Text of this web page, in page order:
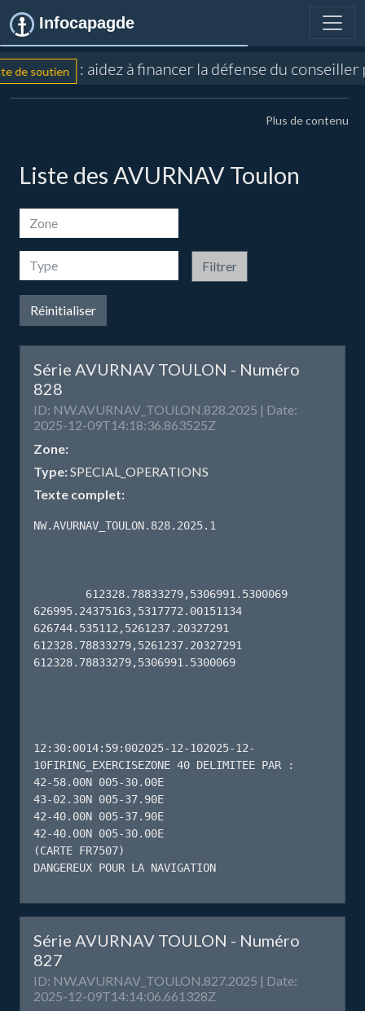
Infocapagde
: aidez à financer la défense du conseiller
Plus de contenu
Liste des AVURNAV Toulon
Filtrer
Réinitialiser
Série AVURNAV TOULON - Numéro
828
ID: NW.AVURNAV_TOULON.828.2025 | Date:
2025-12-09T14:18:36.863525Z
Zone:
Type:SPECIAL_OPERATIONS
Texte complet:
NW.AVURNAV_TOULON.828.2025.1
626995.24375163,5317772.00151134
626744.535112,5261237.20327291
612328.78833279,5261237.20327291
612328.78833279,5306991.5300069
12:30:0014:59:002025-12-102025-12-
10FIRING_EXERCISEZONE 40 DELIMITEE PAR :
42-58.00N 005-30.00E
43-02.30N 005-37.90E
42-40.00N 005-37.90E
42-40.00N 005-30.00E
(CARTE FR7507)
DANGEREUX POUR LA NAVIGATION
Série AVURNAV TOULON - Numéro
827
ID: NW.AVURNAV_TOULON.827.2025 | Date:
2025-12-09T14:14:06.661328Z